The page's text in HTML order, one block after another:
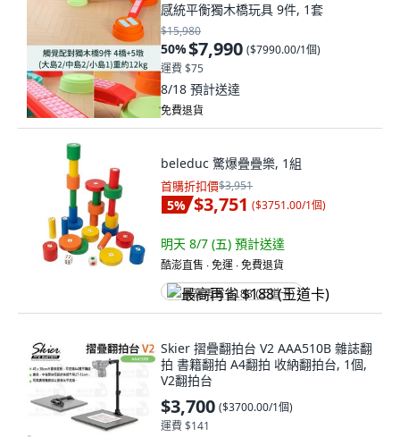
感統平衡獨木橋玩具 9件, 1套
$15,980
50%$7,990 ($7990.00/1個)
運費 $75
8/18 預計送達
免費退貨
beleduc 驚爆疊疊樂, 1組
首購折扣價$3,951
5% $3,751 ($3751.00/1個)
明天 8/7 (五) 預計送達
酷澎直售 ∙ 免運 ∙ 免費退貨
最高再省 $188 (王道卡)
Skier 摺疊翻拍台 V2 AAA510B 雜誌翻
拍 書籍翻拍 A4翻拍 收納翻拍台, 1個,
V2翻拍台
$3,700 ($3700.00/1個)
運費 $141